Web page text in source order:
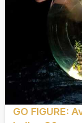
GO FIGURE: